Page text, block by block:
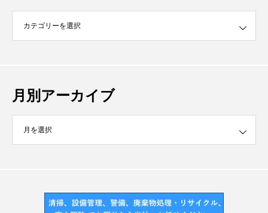
月別アーカイブ